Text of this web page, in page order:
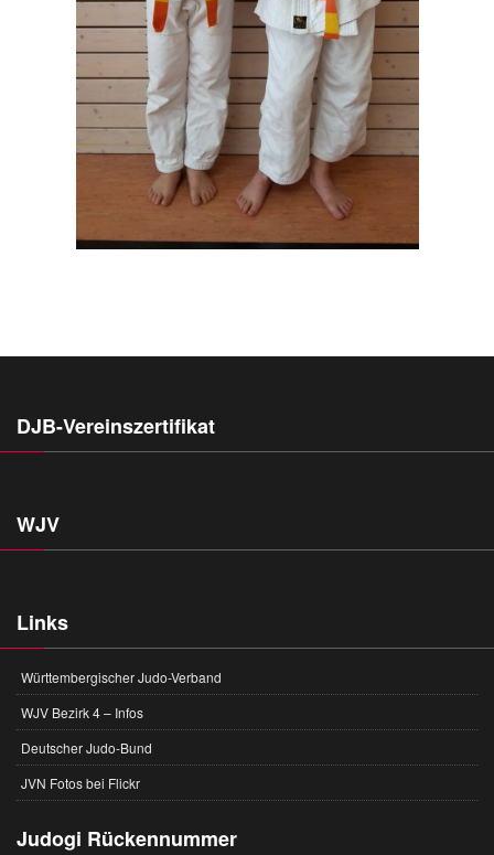
DJB-Vereinszertifikat
WJV
Links
Württembergischer Judo-Verband
WJV Bezirk 4 – Infos
Deutscher Judo-Bund
JVN Fotos bei Flickr
Judogi Rückennummer